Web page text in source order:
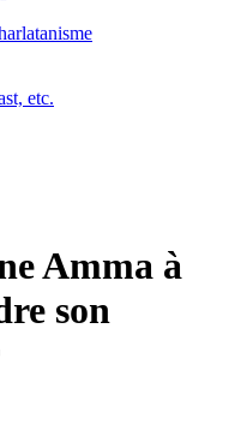
etc.
Amma à
son